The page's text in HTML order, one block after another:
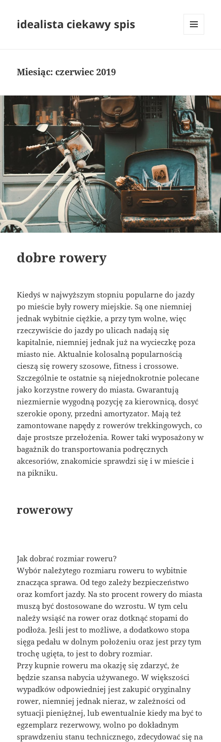
idealista ciekawy spis
Miesiąc:czerwiec 2019
dobre rowery
Kiedyś w najwyższym stopniu popularne do jazdy
po mieście były rowery miejskie. Są one niemniej
jednak wybitnie ciężkie, a przy tym wolne, więc
rzeczywiście do jazdy po ulicach nadają się
kapitalnie, niemniej jednak już na wycieczkę poza
miasto nie. Aktualnie kolosalną popularnością
cieszą się rowery szosowe, fitness i crossowe.
Szczególnie te ostatnie są niejednokrotnie polecane
jako korzystne rowery do miasta. Gwarantują
niezmiernie wygodną pozycję za kierownicą, dosyć
szerokie opony, przedni amortyzator. Mają też
zamontowane napędy z rowerów trekkingowych, co
daje prostsze przełożenia. Rower taki wyposażony w
bagażnik do transportowania podręcznych
akcesoriów, znakomicie sprawdzi się i w mieście i
na pikniku.
rowerowy
Jak dobrać rozmiar roweru?
Wybór należytego rozmiaru roweru to wybitnie
znacząca sprawa. Od tego zależy bezpieczeństwo
oraz komfort jazdy. Na sto procent rowery do miasta
muszą być dostosowane do wzrostu. W tym celu
należy wsiąść na rower oraz dotknąć stopami do
podłoża. Jeśli jest to możliwe, a dodatkowo stopa
sięga pedału w dolnym położeniu oraz jest przy tym
trochę ugięta, to jest to dobry rozmiar.
Przy kupnie roweru ma okazję się zdarzyć, że
będzie szansa nabycia używanego. W większości
wypadków odpowiedniej jest zakupić oryginalny
rower, niemniej jednak nieraz, w zależności od
sytuacji pieniężnej, lub ewentualnie kiedy ma być to
egzemplarz rezerwowy, wolno po dokładnym
sprawdzeniu stanu technicznego, zdecydować się na